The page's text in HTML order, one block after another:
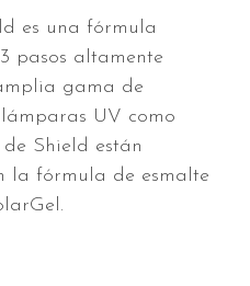
es una fórmula
pasos altamente
gama de
UV como
de Shield están
la fórmula de esmalte